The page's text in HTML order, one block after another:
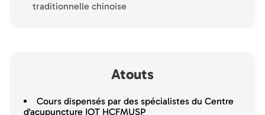
traditionnelle chinoise
Atouts
Cours dispensés par des spécialistes du Centre
d'acupuncture IOT HCFMUSP